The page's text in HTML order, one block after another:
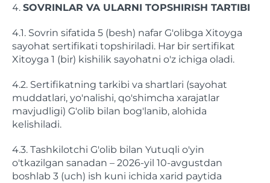
SOVRINLAR VA ULARNI TOPSHIRISH TARTIBI
4.1. Sovrin sifatida 5 (besh) nafar G'olibga Xitoyga
sayohat sertifikati topshiriladi. Har bir sertifikat
Xitoyga 1 (bir) kishilik sayohatni o'z ichiga oladi.
4.2. Sertifikatning tarkibi va shartlari (sayohat
muddatlari, yo'nalishi, qo'shimcha xarajatlar
mavjudligi) G'olib bilan bog'lanib, alohida
kelishiladi.
4.3. Tashkilotchi G'olib bilan Yutuqli o'yin
o'tkazilgan sanadan – 2026-yil 10-avgustdan
boshlab 3 (uch) ish kuni ichida xarid paytida